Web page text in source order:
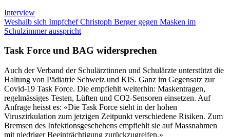
Interview
Weshalb sich Impfchef Christoph Berger gegen Masken im
Schulzimmer ausspricht
Task Force und BAG widersprechen
Auch der Verband der Schulärztinnen und Schulärzte unterstützt die
Haltung von Pädiatrie Schweiz und KIS. Ganz im Gegensatz zur
Covid-19 Task Force. Die empfiehlt weiterhin: Maskentragen,
regelmässiges Testen, Lüften und CO2-Sensoren einsetzen. Auf
Anfrage heisst es: «Die Task Force sieht in der hohen
Viruszirkulation zum jetzigen Zeitpunkt verschiedene Risiken. Zum
Bremsen des Infektionsgeschehens empfiehlt sie auf Massnahmen
mit niedriger Beeinträchtigung zurückzugreifen.»